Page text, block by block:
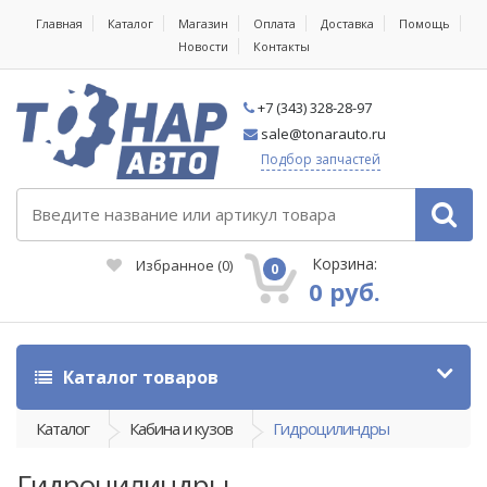
Главная Каталог Магазин Оплата Доставка
Помощь
Новости
Контакты
+7 (343) 328-28-97
sale@tonarauto.ru
Подбор запчастей
Избранное (0) 0 Корзина:
0 руб.
Каталог товаров
Каталог Кабина и кузов Гидроцилиндры